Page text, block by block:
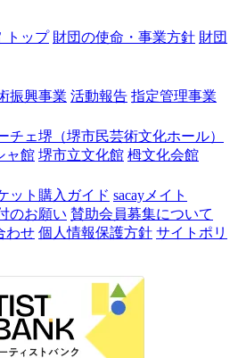
トップ 財団の使命・事業方針 財団
振興事業 活動報告 指定管理事業
チェ堺（堺市民芸術文化ホール）
ャ館 堺市立文化館 栂文化会館
ット購入ガイド sacayメイト
のお願い 賛助会員募集について
わせ 個人情報保護方針 サイトポリ